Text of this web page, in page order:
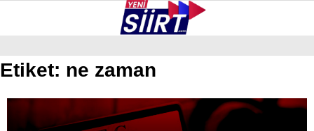
GALERİ VİDEO YAZARLAR
Etiket: ne zaman